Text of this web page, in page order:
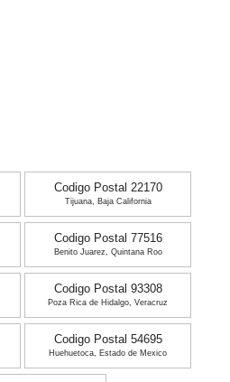
Codigo Postal 22170
Tijuana, Baja California
Codigo Postal 77516
Benito Juarez, Quintana Roo
Codigo Postal 93308
Poza Rica de Hidalgo, Veracruz
Codigo Postal 54695
Huehuetoca, Estado de Mexico